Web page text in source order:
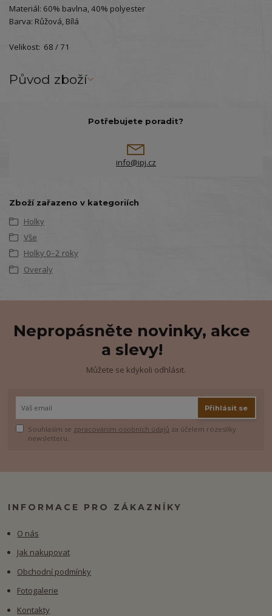
Materiál: 60% bavlna, 40% polyester
Barva: Růžová, Bílá
Velikost: 68 / 71
Původ zboží
Potřebujete poradit?
info@ipj.cz
Zboží zařazeno v kategoriích
Holky
Vše
Holky 0–2 roky
Overaly
Nepropásněte novinky, akce
a slevy!
Můžete se kdykoli odhlásit.
Přihlásit se
Souhlasím se zpracováním osobních údajů za účelem rozesílky
newsletteru.
INFORMACE PRO ZÁKAZNÍKY
O nás
Jak nakupovat
Obchodní podmínky
Fotogalerie
Kontakty